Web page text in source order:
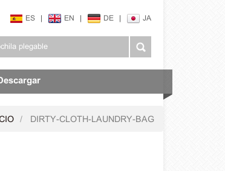
ES | EN | DE | JA
DIRTY-CLOTH-LAUNDRY-BAG